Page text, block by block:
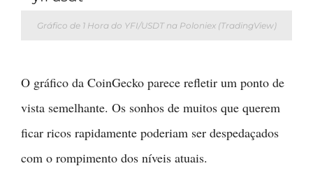
Gráfico de 1 Hora do YFI/USDT na Poloniex (TradingView)
O gráfico da CoinGecko parece refletir um ponto de
vista semelhante. Os sonhos de muitos que querem
ficar ricos rapidamente poderiam ser despedaçados
com o rompimento dos níveis atuais.